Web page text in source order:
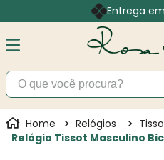
Entrega
O que você procura?
Relógios
Relógio Tissot Masculino